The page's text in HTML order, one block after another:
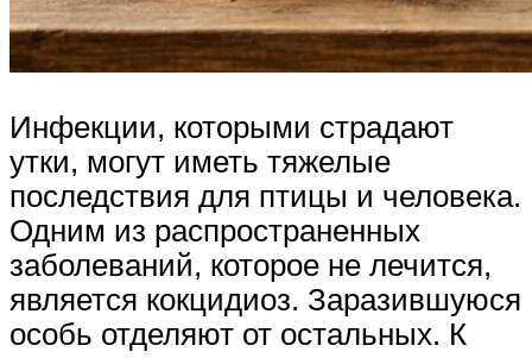
Инфекции, которыми страдают
утки, могут иметь тяжелые
последствия для птицы и человека.
Одним из распространенных
заболеваний, которое не лечится,
является кокцидиоз. Заразившуюся
особь отделяют от остальных. К